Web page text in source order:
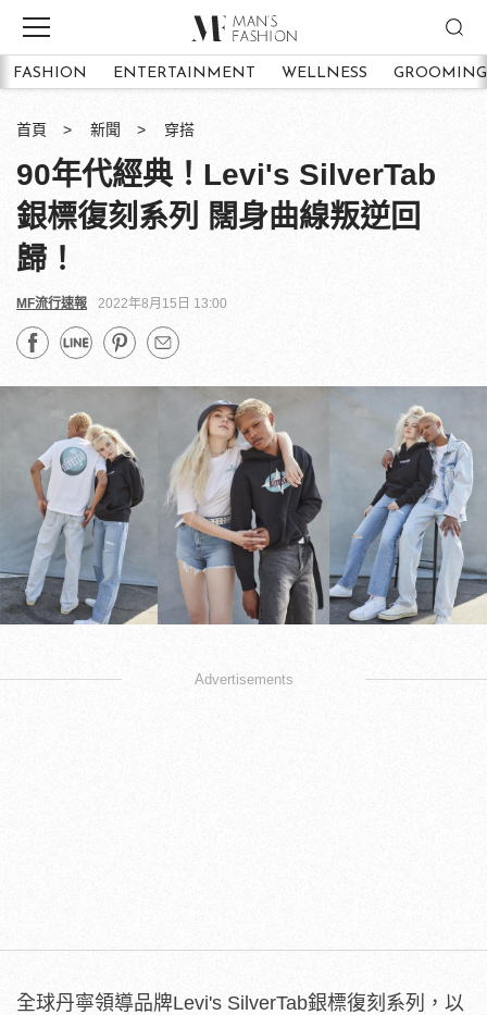
FASHION ENTERTAINMENT WELLNESS GROOMING
首頁 新聞 穿搭
90年代經典！Levi's SilverTab
銀標復刻系列 闊身曲線叛逆回
歸！
MF流行速報 2022年8月15日 13:00
Advertisements
全球丹寧領導品牌Levi's SilverTab銀標復刻系列，以